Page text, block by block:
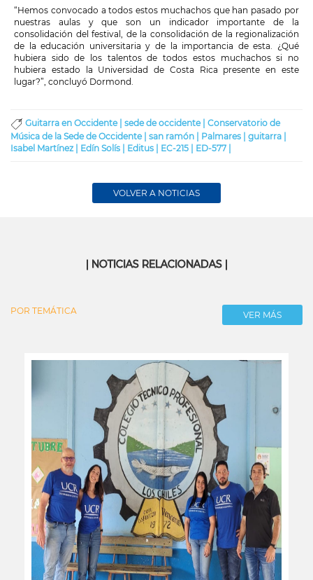
“Hemos convocado a todos estos muchachos que han pasado por
nuestras aulas y que son un indicador importante de la
consolidación del festival, de la consolidación de la regionalización
de la educación universitaria y de la importancia de esta. ¿Qué
hubiera sido de los talentos de todos estos muchachos si no
hubiera estado la Universidad de Costa Rica presente en este
lugar?”, concluyó Dormond.
Guitarra en Occidente | sede de occidente | Conservatorio de
Música de la Sede de Occidente | san ramón | Palmares | guitarra |
Isabel Martínez | Edín Solís | Editus | EC-215 | ED-577 |
VOLVER A NOTICIAS
| NOTICIAS RELACIONADAS |
POR TEMÁTICA VER MÁS